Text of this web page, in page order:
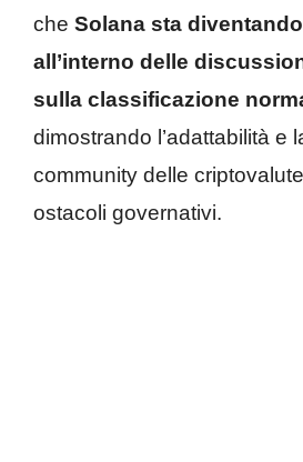
che Solana sta
all’interno delle
sulla classificazione
dimostrando l’adattabilità e
community delle
ostacoli governativi.